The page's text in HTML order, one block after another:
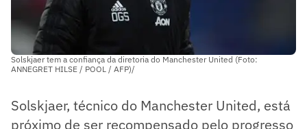
Solskjaer tem a confiança da diretoria do Manchester United (Foto:
ANNEGRET HILSE / POOL / AFP)/
Solskjaer, técnico do Manchester United, está
próximo de ser recompensado pelo progresso